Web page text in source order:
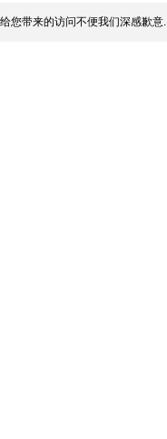
您带来的访问不便我们深感歉意.